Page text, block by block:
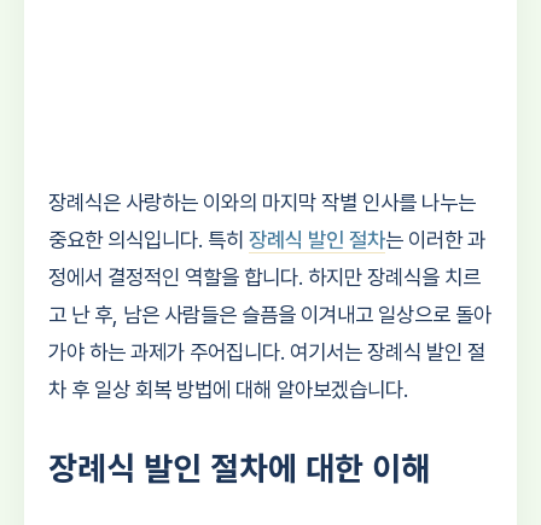
장례식은 사랑하는 이와의 마지막 작별 인사를 나누는
중요한 의식입니다. 특히 장례식 발인 절차는 이러한 과
정에서 결정적인 역할을 합니다. 하지만 장례식을 치르
고 난 후, 남은 사람들은 슬픔을 이겨내고 일상으로 돌아
가야 하는 과제가 주어집니다. 여기서는 장례식 발인 절
차 후 일상 회복 방법에 대해 알아보겠습니다.
장례식 발인 절차에 대한 이해